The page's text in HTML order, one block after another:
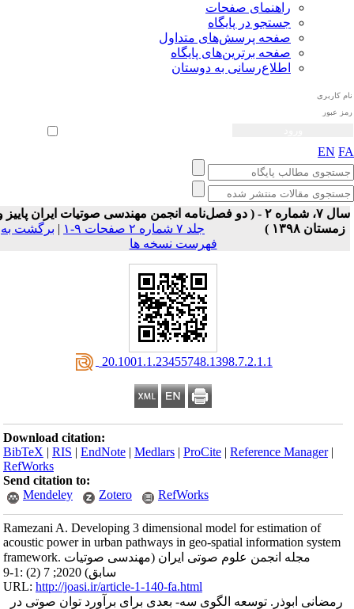
راهنمای صفحات
جستجو در پایگاه
صفحه پرسش‌های متداول
صفحه برترین‌های پایگاه
اطلاع‌رسانی به دوستان
ورود خودکار
EN
سال ۷، شماره ۲ - ( دو فصل‌نامه انجمن مهندسی صوتیات ايران پاییز و
زمستان ۱۳۹۸ )
جلد ۷ شماره ۲ صفحات ۹-۱ | برگشت به
فهرست نسخه ها
‎ 20.1001.1.23455748.1398.7.2.1.1
Download citation:
BibTeX |RIS |EndNote |Medlars |ProCite |Reference Manager
RefWorks
Send citation to:
Mendeley
Zotero RefWorks
Ramezani A. Developing 3 dimensional model for estimation of
acoustic power in urban pathways in geo-spatial information system
framework. مجله انجمن علوم صوتی ایران (مهندسی صوتیات
سابق) 2020; 7 (2) :1-9
URL:http://joasi.ir/article-1-140-fa.html
رمضانی ابوذر. توسعه الگوی سه- ‌بعدی برای برآورد توان صوتی در